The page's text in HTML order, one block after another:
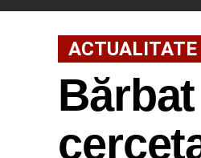
ACTUALITATE